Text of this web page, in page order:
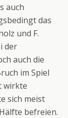
auch
das
und F.
der
auch die
im Spiel
wirkte
sich meist
befreien.